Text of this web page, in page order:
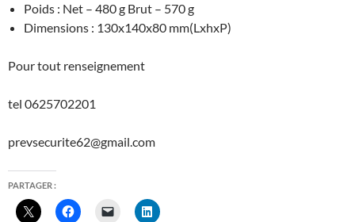
Poids : Net – 480 g Brut – 570 g
Dimensions : 130x140x80 mm(LxhxP)
Pour tout renseignement
tel 0625702201
prevsecurite62@gmail.com
PARTAGER :